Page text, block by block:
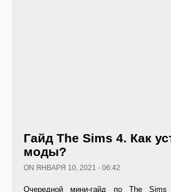
Гайд The Sims 4. Как
моды?
ON ЯНВАРЯ 10, 2021 - 06:42
Очередной мини-гайд по The